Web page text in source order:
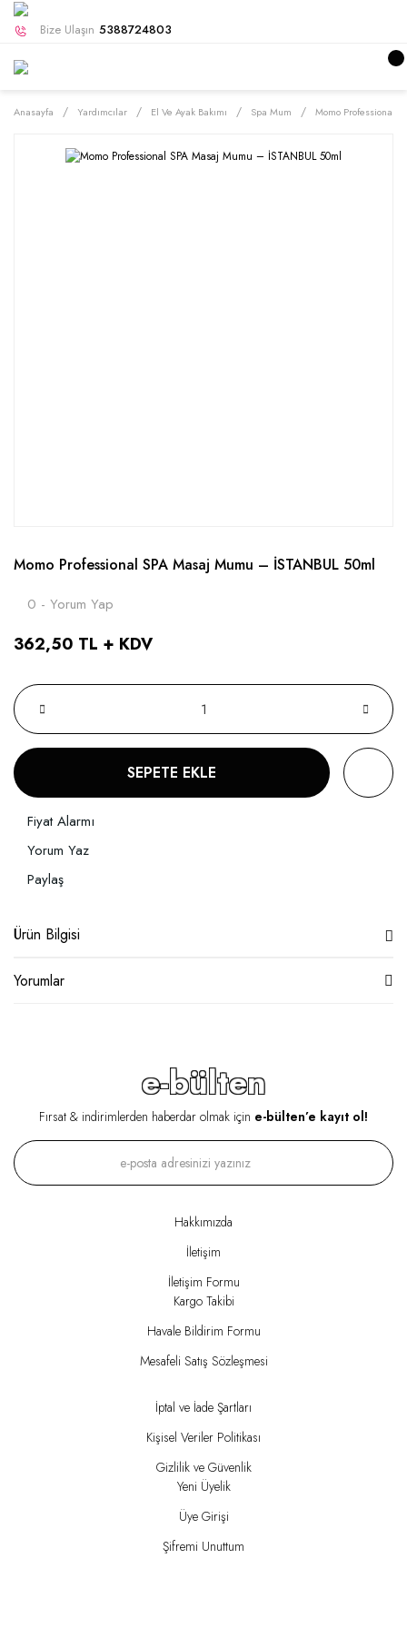
Bize Ulaşın 5388724803
Anasayfa Yardımcılar El Ve Ayak Bakımı Spa Mum Momo Professional
Momo Professional SPA Masaj Mumu – İSTANBUL 50ml
0 - Yorum Yap
362,50 TL + KDV
SEPETE EKLE
Fiyat Alarmı
Yorum Yaz
Paylaş
Ürün Bilgisi
Yorumlar
e-bülten
Fırsat & indirimlerden haberdar olmak için e-bülten’e kayıt ol!
Hakkımızda
İletişim
İletişim Formu
Kargo Takibi
Havale Bildirim Formu
Mesafeli Satış Sözleşmesi
İptal ve İade Şartları
Kişisel Veriler Politikası
Gizlilik ve Güvenlik
Yeni Üyelik
Üye Girişi
Şifremi Unuttum